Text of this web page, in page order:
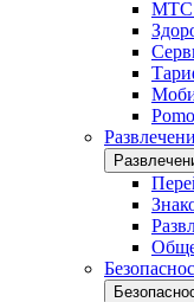
МТС